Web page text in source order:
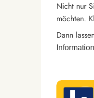
Nicht nur
möchten.
Dann